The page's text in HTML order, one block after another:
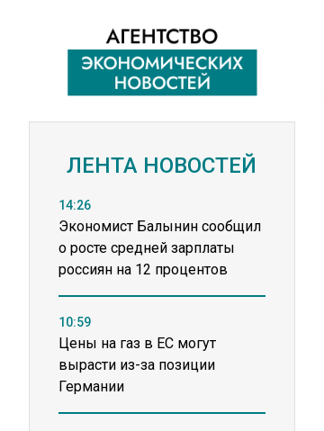
ЛЕНТА НОВОСТЕЙ
14:26
Экономист Балынин сообщил
о росте средней зарплаты
россиян на 12 процентов
10:59
Цены на газ в ЕС могут
вырасти из-за позиции
Германии